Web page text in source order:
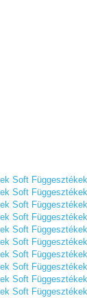
Soft Függesztékek
Soft Függesztékek
Soft Függesztékek
Soft Függesztékek
Soft Függesztékek
Soft Függesztékek
Soft Függesztékek
Soft Függesztékek
Soft Függesztékek
Soft Függesztékek